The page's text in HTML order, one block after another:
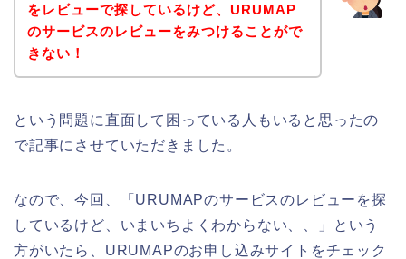
をレビューで探しているけど、URUMAP
のサービスのレビューをみつけることがで
きない！
という問題に直面して困っている人もいると思ったの
で記事にさせていただきました。
なので、今回、「URUMAPのサービスのレビューを探
しているけど、いまいちよくわからない、、」という
方がいたら、URUMAPのお申し込みサイトをチェック